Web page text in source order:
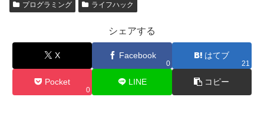
プログラミング ライフハック
シェアする
X Facebook
0
はてブ
21
Pocket
0
LINE コピー